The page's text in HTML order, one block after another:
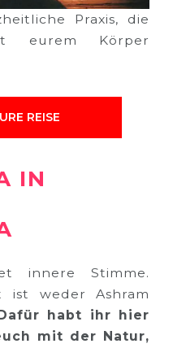
Praxis, die
eurem Körper
REISE
IN
innere Stimme.
ist weder Ashram
habt ihr hier
mit der Natur,